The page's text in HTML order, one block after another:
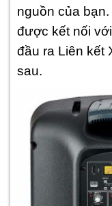
nguồn của
được kết nối
đầu ra Liên kết
sau.